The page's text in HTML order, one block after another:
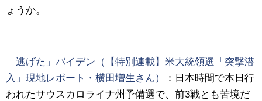
ょうか。
「逃げた」バイデン（【特別連載】米大統領選「突撃潜
入」現地レポート・横田増生さん）
：日本時間で本日行
われたサウスカロライナ州予備選で、前3戦とも苦境だ